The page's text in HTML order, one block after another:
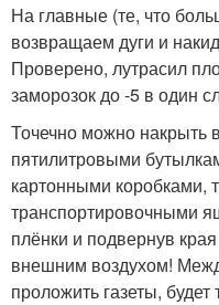
На главные (те, что
возвращаем дуги и
Проверено, лутрасил
заморозок до -5 в один
Точечно можно накрыть
пятилитровыми
картонными коробками,
транспортировочными
плёнки и подвернув
внешним воздухом!
проложить газеты, будет